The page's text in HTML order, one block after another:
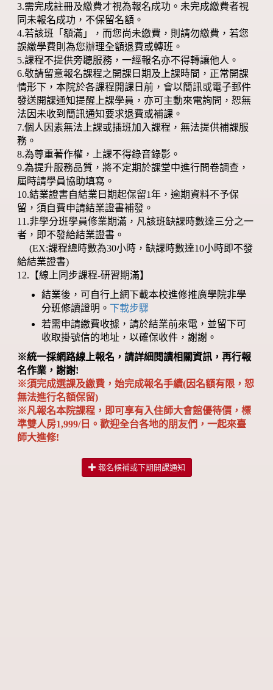
3.需完成註冊及繳費才視為報名成功。未完成繳費者視
同未報名成功，不保留名額。
4.若該班「額滿」，而您尚未繳費，則請勿繳費，若您
誤繳學費則為您辦理全額退費或轉班。
5.課程不提供旁聽服務，一經報名亦不得轉讓他人。
6.敬請留意報名課程之開課日期及上課時間，正常開課
情形下，本院於各課程開課日前，會以簡訊或電子郵件
發送開課通知提醒上課學員，亦可主動來電詢問，恕無
法因未收到簡訊通知要求退費或補課。
7.個人因素無法上課或插班加入課程，無法提供補課服
務。
8.為尊重著作權，上課不得錄音錄影。
9.為提升服務品質，將不定期於課堂中進行問卷調查，
屆時請學員協助填寫。
10.結業證書自結業日期起保留1年，逾期資料不予保
留，須自費申請結業證書補發。
11.非學分班學員修業期滿，凡該班缺課時數達三分之一
者，即不發給結業證書。
(EX:課程總時數為30小時，缺課時數達10小時即不發
給結業證書)
12.【線上同步課程-研習期滿】
結業後，可自行上網下載本校進修推廣學院非學
分班修讀證明。
下載步驟
若需申請繳費收據，請於結業前來電，並留下可
收取掛號信的地址，以確保收件，謝謝。
※統一採網路線上報名，請詳細閱讀相關資訊，再行報
名作業，謝謝!
※須完成選課及繳費，始完成報名手續(因名額有限，恕
無法進行名額保留)
※凡報名本院課程，即可享有入住師大會館優待價，標
準雙人房1,999/日。歡迎全台各地的朋友們，一起來臺
師大進修!
報名候補或下期開課通知